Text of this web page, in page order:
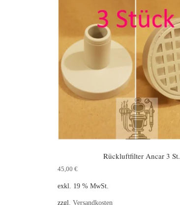
Rückluftfilter Ancar 3 St.
45,00 €
exkl. 19 % MwSt.
zzgl. Versandkosten